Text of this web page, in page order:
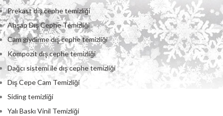
Prekast dış cephe temizliği
Ahşap Dış Cephe Temizliği
Cam giydirme dış cephe temizliği
Kompozit dış cephe temizliği
Dağcı sistemi ile dış cephe temizliği
Dış Cepe Cam Temizliği
Siding temizliği
Yalı Baskı Vinil Temizliği